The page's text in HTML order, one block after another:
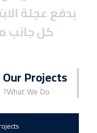
بدفع عجلة
كل جانب
Our Projects
What We Do?